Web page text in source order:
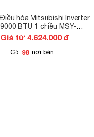
Điều hòa Mitsubishi Inverter
9000 BTU 1 chiều MSY-
JW25VF gas R-32
Giá từ 4.624.000 đ
Có 98 nơi bán